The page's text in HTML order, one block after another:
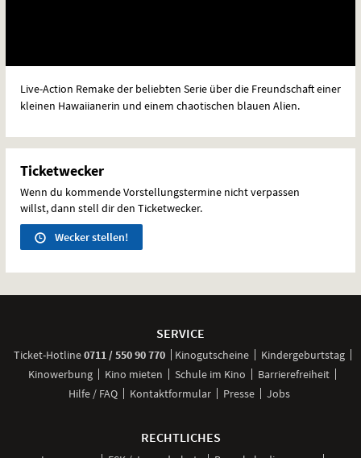
Live-Action Remake der beliebten Serie über die Freundschaft einer
kleinen Hawaiianerin und einem chaotischen blauen Alien.
Ticketwecker
Wenn du kommende Vorstellungstermine nicht verpassen
willst, dann stell dir den Ticketwecker.
Wecker stellen!
SERVICE
Ticket-Hotline0711 / 550 90 770anrufen
Kinogutscheine
Kindergeburtstag
Kinowerbung
Kino mieten Schule im Kino
Barrierefreiheit
Hilfe / FAQ
Kontaktformular Presse Jobs
RECHTLICHES